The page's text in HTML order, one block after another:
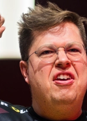
isteği
sinerji
era" mı geliyor?
ve UUSKINS
dönüm